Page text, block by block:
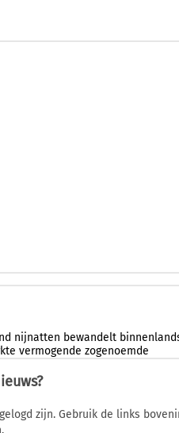
nijnatten bewandelt
vermogende zogenoemde
zijn. Gebruik de links